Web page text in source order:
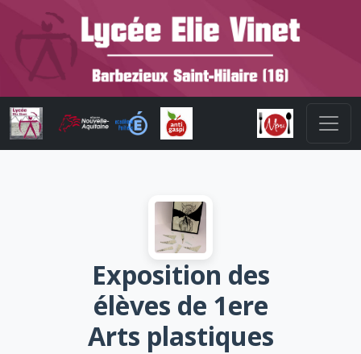
Exposition des
élèves de 1ere
Arts plastiques